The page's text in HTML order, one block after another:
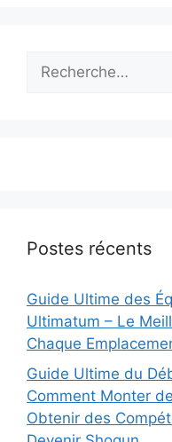
Rechercher :
Postes récents
Guide Ultime des
Ultimatum – Le
Chaque
Guide Ultime du
Comment Monter
Obtenir des